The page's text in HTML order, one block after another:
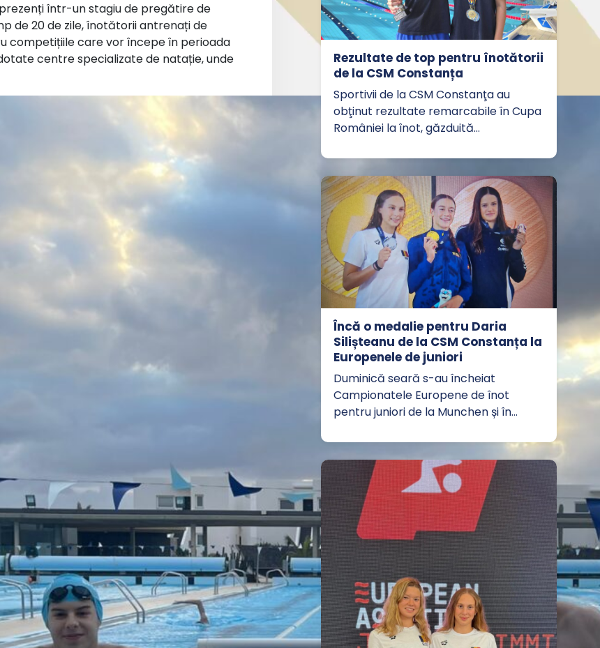
într-un stagiu de pregătire de
de 20 de zile, înotătorii antrenați de
competițiile care vor începe în perioada
centre specializate de natație, unde
Rezultate de top pentru înotătorii
de la CSM Constanța
Sportivii de la CSM Constanţa au
obţinut rezultate remarcabile în Cupa
României la înot, găzduită…
Încă o medalie pentru Daria
Silișteanu de la CSM Constanța la
Europenele de juniori
Duminică seară s-au încheiat
Campionatele Europene de înot
pentru juniori de la Munchen și în…